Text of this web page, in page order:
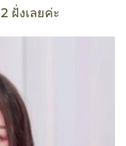
ฝั่งเลยค่ะ